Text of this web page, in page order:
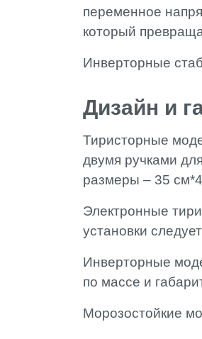
переменное
который
Инверторные
Дизайн и
Тиристорные
двумя ручками
размеры – 35
Электронные
установки
Инверторные
по массе и
Морозостойкие